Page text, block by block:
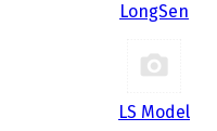
LongSen
LS Model